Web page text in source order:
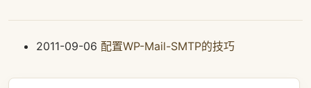
2011-09-06 配置WP-Mail-SMTP的技巧